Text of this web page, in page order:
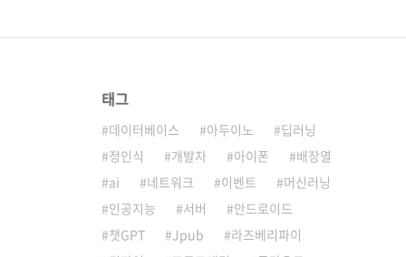
태그
데이터베이스 아두이노
딥러닝
정인식
개발자 아이폰
배장열
ai
네트워크 이벤트
머신러닝
인공지능
서버
안드로이드
챗GPT
Jpub
라즈베리파이